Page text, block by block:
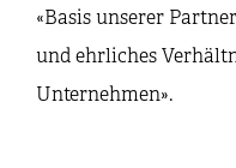
«Basis unserer
und ehrliches
Unternehmen».